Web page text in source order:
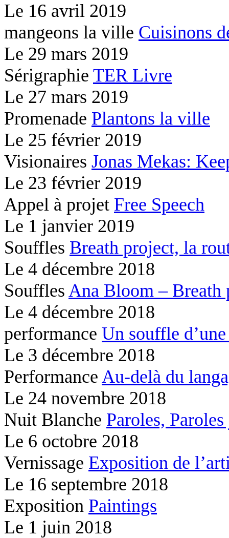
Le 16 avril 2019
mangeons la ville Cuisinons
Le 29 mars 2019
Sérigraphie TER Livre
Le 27 mars 2019
Promenade Plantons la ville
Le 25 février 2019
Visionaires Jonas Mekas:
Le 23 février 2019
Appel à projet Free Speech
Le 1 janvier 2019
Souffles Breath project, la
Le 4 décembre 2018
Souffles Ana Bloom –
Le 4 décembre 2018
performance Un souffle
Le 3 décembre 2018
Performance Au-delà du
Le 24 novembre 2018
Nuit Blanche Paroles,
Le 6 octobre 2018
Vernissage Exposition de
Le 16 septembre 2018
Exposition Paintings
Le 1 juin 2018